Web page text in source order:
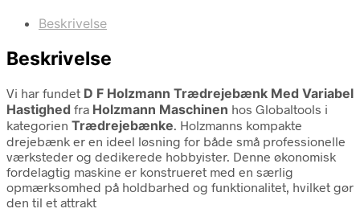
Beskrivelse
Beskrivelse
Vi har fundet D F Holzmann Trædrejebænk Med Variabel
Hastighed fra Holzmann Maschinen hos Globaltools i
kategorien Trædrejebænke. Holzmanns kompakte
drejebænk er en ideel løsning for både små professionelle
værksteder og dedikerede hobbyister. Denne økonomisk
fordelagtig maskine er konstrueret med en særlig
opmærksomhed på holdbarhed og funktionalitet, hvilket gør
den til et attrakt